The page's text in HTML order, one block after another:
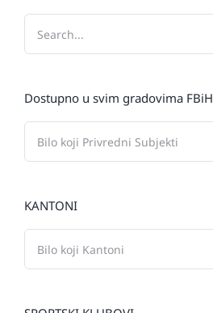
Dostupno u svim gradovima FBiH
KANTONI